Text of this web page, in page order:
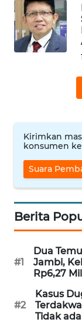
Kirimkan
konsumen
Suara
Berita
#1
Dua
Jambi,
Rp6,27
#2
Kasus
Tidak
CIREBON
WN
INDRAMAYU
WN
MAJALENGKA
WN
SUBANG
WN
SUKABUMI
WN
PURWAKARTA
WN
PRIANGAN
TIMUR